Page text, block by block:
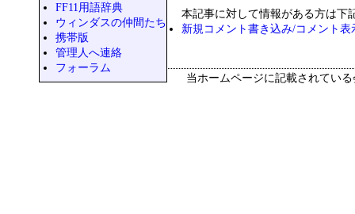
FF11用語辞典
ウィンダスの仲間たち
携帯版
管理人へ連絡
フォーラム
本記事に対して情報がある方は下
新規コメント書き込み/コメント表
当ホームページに記載されてい